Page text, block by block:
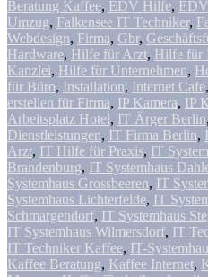
Beratung Kaffee, EDV Hilfe,
Umzug, Falkensee IT Techniker,
Webdesign, Firma, Gbr,
Hardware, Hilfe für Arzt, Hilfe für
Kanzlei, Hilfe für Unternehmen,
für Büro, Installation, Internet Cafe,
erstellen für Firma, IP Kamera, IP
Arbeitsplatz Hotel, IT Ärger Berlin,
Dienstleistungen, IT Firma Berlin,
Arzt, IT Hilfe für Praxis, IT
Brandenburg, IT Systemhaus
Systemhaus Grossbeeren, IT
Systemhaus Lichterfelde, IT
Schmargendorf, IT Systemhaus
IT Systemhaus Wilmersdorf, IT
IT Techniker Kaffee, IT-
Kaffee Beratung, Kaffee Internet,